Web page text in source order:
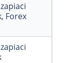
, Forex